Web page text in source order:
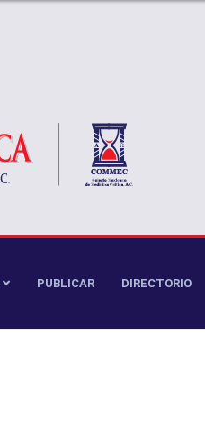
PUBLICAR DIRECTORIO